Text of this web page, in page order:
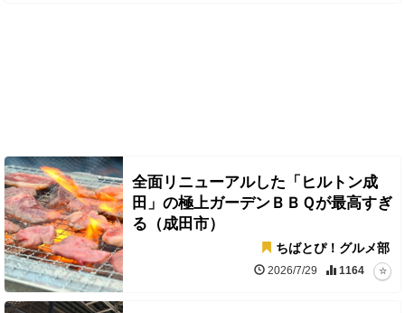
全面リニューアルした「ヒルトン成
田」の極上ガーデンＢＢＱが最高すぎ
る（成田市）
ちばとぴ！グルメ部
2026/7/29 1164